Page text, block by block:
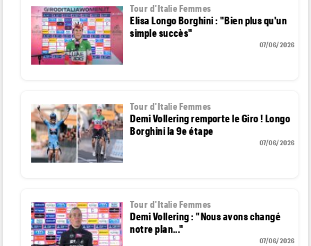
Tour d'Italie Femmes
Elisa Longo Borghini : "Bien plus qu'un
simple succès"
07/06/2026
Tour d'Italie Femmes
Demi Vollering remporte le Giro ! Longo
Borghini la 9e étape
07/06/2026
Tour d'Italie Femmes
Demi Vollering : "Nous avons changé
notre plan..."
07/06/2026